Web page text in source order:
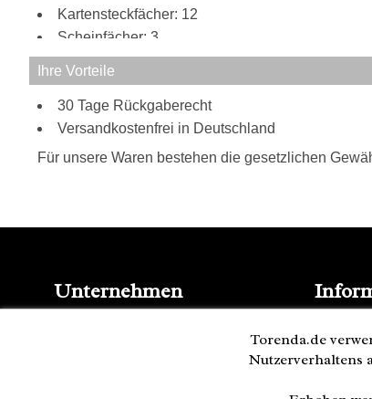
Kartensteckfächer: 12
Scheinfächer: 3
Ihre Vorteile
30 Tage Rückgaberecht
Versandkostenfrei in Deutschland
Für unsere Waren bestehen die gesetzlichen
Unternehmen
Presse
Partner
Torenda.de
Nutzerverhaltens